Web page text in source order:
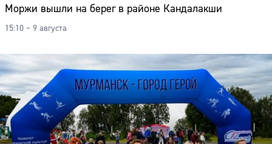
Моржи вышли на берег в районе Кандалакши
15:10 – 9 августа